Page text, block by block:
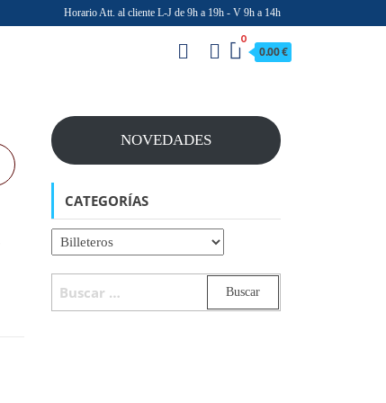
Horario Att. al cliente L-J de 9h a 19h - V 9h a 14h
0
0.00 €
NOVEDADES
CATEGORÍAS